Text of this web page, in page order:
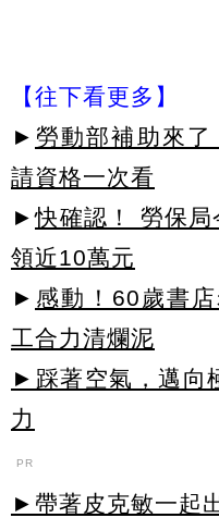
【往下看更多】
► 勞動部補助來
請資格一次看
►快確認！ 勞保
領近10萬元
► 感動！60歲書
工合力清爛泥
►踩著空氣，邁向
力
PR
►帶著皮克敏一起